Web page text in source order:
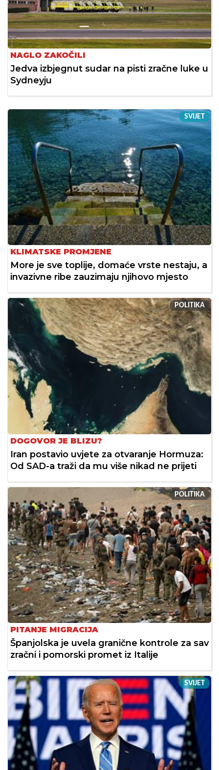
NAGLO ZAKOČILI
Jedva izbjegnut sudar na pisti zračne luke u
Sydneyju
SVIJET
KLIMATSKE PROMJENE
More je sve toplije, domaće vrste nestaju, a
invazivne ribe zauzimaju njihovo mjesto
POLITIKA
DOGOVOR JE BLIZU?
Iran postavio uvjete za otvaranje Hormuza:
Od SAD-a traži da mu više nikad ne prijeti
POLITIKA
PITANJE MIGRACIJA
Španjolska je uvela granične kontrole za sav
zračni i pomorski promet iz Italije
SVIJET